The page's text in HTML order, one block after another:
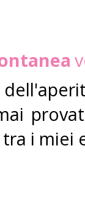
i miei